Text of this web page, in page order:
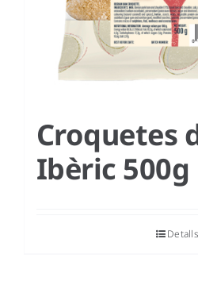
Croquetes
Ibèric 500g
Detalls